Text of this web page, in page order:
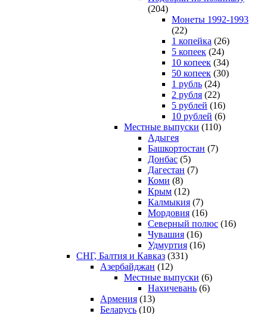
(204)
Монеты 1992-1993
(22)
1 копейка (26)
5 копеек (24)
10 копеек (34)
50 копеек (30)
1 рубль (24)
2 рубля (22)
5 рублей (16)
10 рублей (6)
Местные выпуски (110)
Адыгея
Башкортостан (7)
Донбас (5)
Дагестан (7)
Коми (8)
Крым (12)
Калмыкия (7)
Мордовия (16)
Северный полюс (16)
Чувашия (16)
Удмуртия (16)
СНГ, Балтия и Кавказ (331)
Азербайджан (12)
Местные выпуски (6)
Нахичевань (6)
Армения (13)
Беларусь (10)